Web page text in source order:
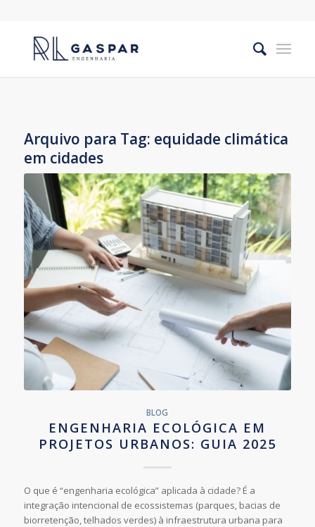
Arquivo para Tag: equidade climática
em cidades
BLOG
ENGENHARIA ECOLÓGICA EM
PROJETOS URBANOS: GUIA 2025
O que é “engenharia ecológica” aplicada à cidade? É a
integração intencional de ecossistemas (parques, bacias de
biorretenção, telhados verdes) à infraestrutura urbana para